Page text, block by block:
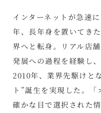
インターネットが急速
年、長年身を置いてき
界へと転身。リアル店
発展への過程を経験し
2010年、業界先駆けと
ト”誕生を実現した。
確かな目で選択された